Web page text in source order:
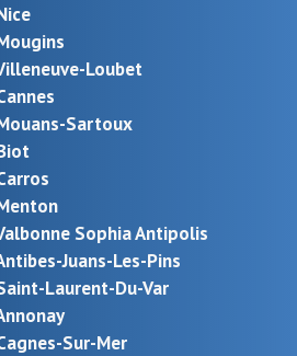
Loubet
Sartoux
Sophia Antipolis
Juans-Les-Pins
Laurent-Du-Var
Sur-Mer